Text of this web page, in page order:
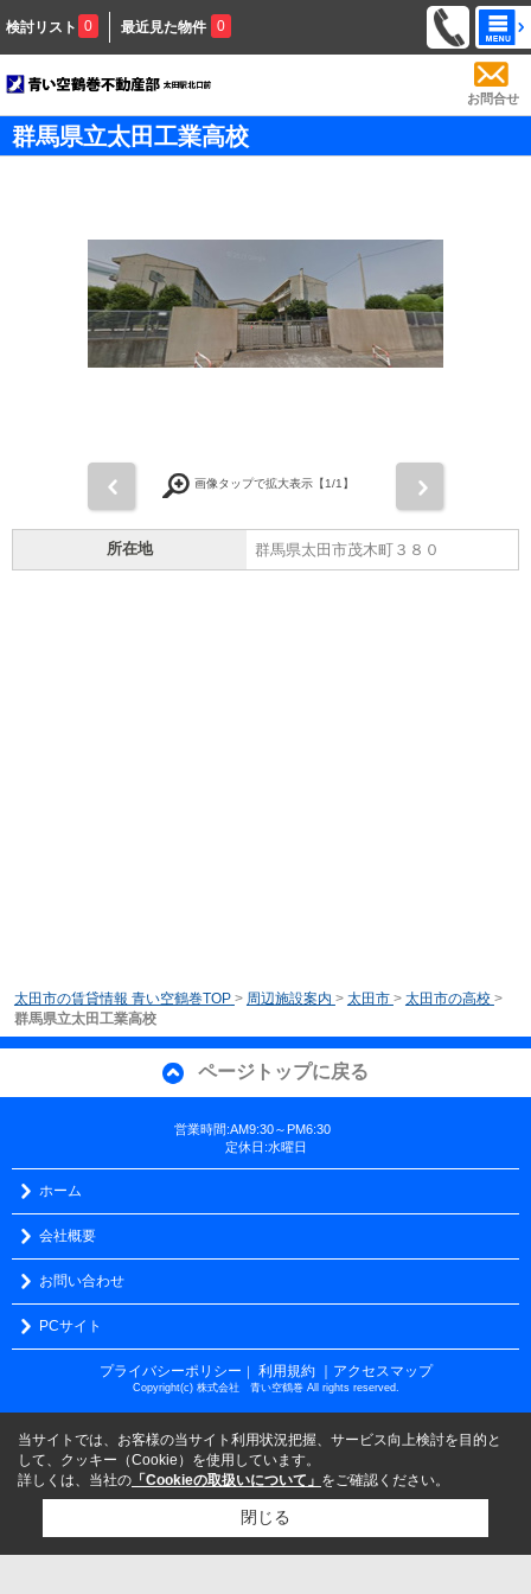
検討リスト 0 最近見た物件 0
お問合せ
群馬県立太田工業高校
画像タップで拡大表示【1/1】
所在地 群馬県太田市茂木町３８０
太田市の賃貸情報 青い空鶴巻TOP > 周辺施設案内 > 太田市 > 太田市の高校 >
群馬県立太田工業高校
ページトップに戻る
営業時間:AM9:30～PM6:30
定休日:水曜日
ホーム
会社概要
お問い合わせ
PCサイト
プライバシーポリシー ｜ 利用規約 ｜アクセスマップ
Copyright(c) 株式会社 青い空鶴巻 All rights reserved.
当サイトでは、お客様の当サイト利用状況把握、サービス向上検討を目的と
して、クッキー（Cookie）を使用しています。
詳しくは、当社の 「Cookieの取扱いについて」 をご確認ください。
閉じる